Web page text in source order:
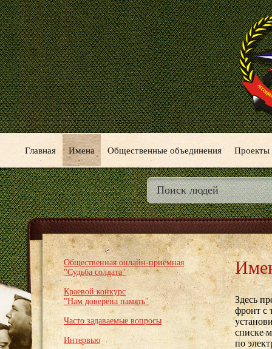
Главная Имена Общественные объединения Проекты
Общественная онлайн-приёмная
"Судьба солдата"
Краевой конкурс
"Нам доверена память"
Часто задаваемые вопросы
Интервью
Здесь
фронт с
списке
по